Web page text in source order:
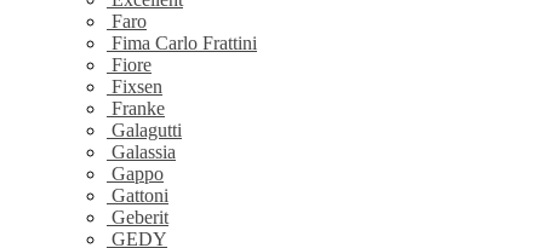
Faro
Fima Carlo Frattini
Fiore
Fixsen
Franke
Galagutti
Galassia
Gappo
Gattoni
Geberit
GEDY